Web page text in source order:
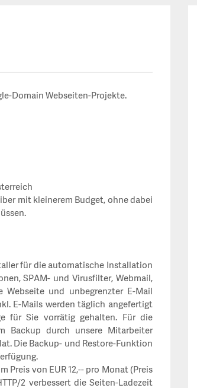
Domain Webseiten-Projekte.
mit kleinerem Budget, ohne dabei
für die automatische Installation
SPAM- und Virusfilter, Webmail,
und unbegrenzter E-Mail
E-Mails werden täglich angefertigt
für Sie vorrätig gehalten. Für die
Backup durch unsere Mitarbeiter
Die Backup- und Restore-Funktion
Preis von EUR 12,-- pro Monat (Preis
2 verbessert die Seiten-Ladezeit